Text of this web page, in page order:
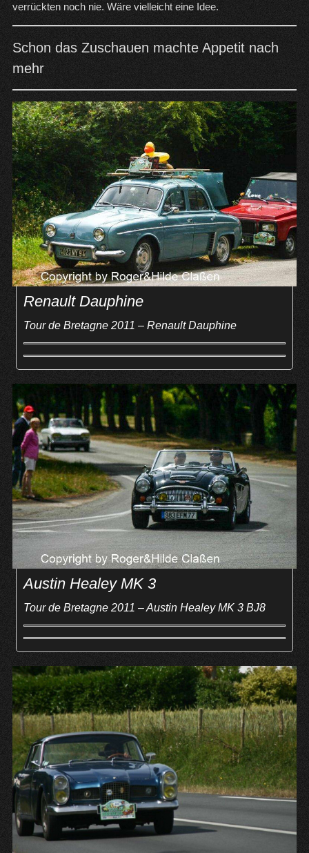
verrückten noch nie. Wäre vielleicht eine Idee.
Schon das Zuschauen machte Appetit nach
mehr
Renault Dauphine
Tour de Bretagne 2011 – Renault Dauphine
Austin Healey MK 3
Tour de Bretagne 2011 – Austin Healey MK 3 BJ8